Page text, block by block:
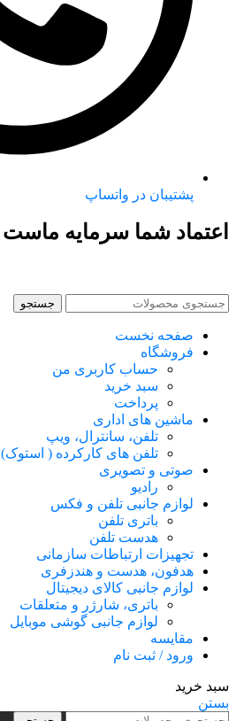
پشتیبان در واتساپ
اعتماد شما سرمایه ماست
جستجو
صفحه نخست
فروشگاه
حساب کاربری من
سبد خرید
پرداخت
ماشین های اداری
تلفن، سانترال، ویپ
تلفن های کارکرده ( استوک)
صوتی و تصویری
رادیو
لوازم جانبی تلفن و فکس
باتری تلفن
هدست تلفن
تجهیزات ارتباطات سازمانی
هدفون، هدست و هندزفری
لوازم جانبی کالای دیجیتال
باتری، شارژر و متعلقات
لوازم جانبی گوشی موبایل
مقایسه
ورود / ثبت نام
سبد خرید
بستن